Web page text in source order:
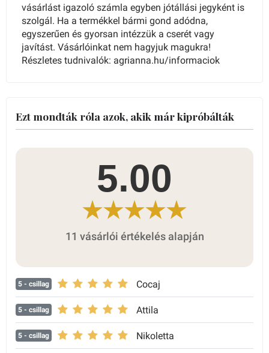
vásárlást igazoló számla egyben jótállási jegyként is
szolgál. Ha a termékkel bármi gond adódna,
egyszerűen és gyorsan intézzük a cserét vagy
javítást. Vásárlóinkat nem hagyjuk magukra!
Részletes tudnivalók: agrianna.hu/informaciok
Ezt mondták róla azok, akik már kipróbálták
5.00
11 vásárlói értékelés alapján
5 - csillag Cocaj
5 - csillag Attila
5 - csillag Nikoletta